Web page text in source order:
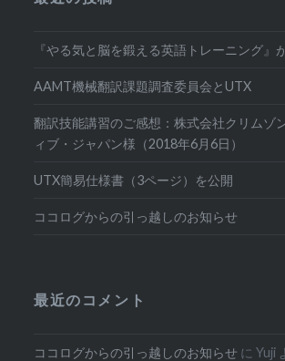
『やる気と脳を鍛える英語トレーニング』
AAMT機械翻訳課題調査委員会とUTX
翻訳技能講習のご感想：株式会社クリムゾ
ィブ・ジャパン様（2018年6月6日）
UTX簡易仕様書（3ページ）を公開
ココログからの引っ越しのお知らせ
最近のコメント
ココログからの引っ越しのお知らせ にYuji